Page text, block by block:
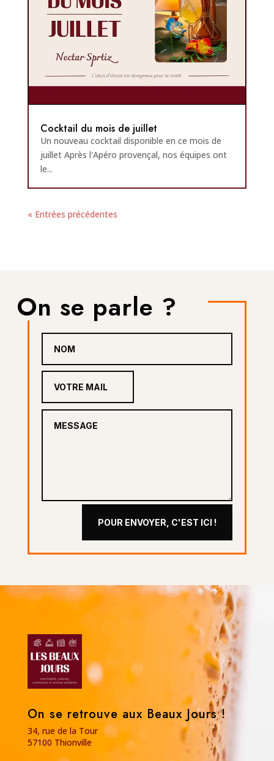
Cocktail du mois de juillet
Un nouveau cocktail disponible en ce mois de
juillet Après l'Apéro provençal, nos équipes ont
le...
« Entrées précédentes
On se parle ?
POUR ENVOYER, C'EST ICI !
On se retrouve aux Beaux Jours !
34, rue de la Tour
57100 Thionville